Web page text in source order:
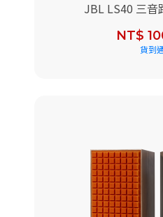
JBL LS40 三音
NT$
貨到